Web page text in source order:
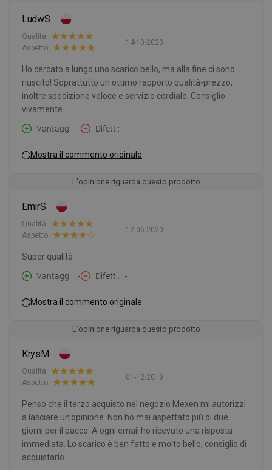
LudwS
14-10-2020
Qualità:
Aspetto:
Ho cercato a lungo uno scarico bello, ma alla fine ci sono
riuscito! Soprattutto un ottimo rapporto qualità-prezzo,
inoltre spedizione veloce e servizio cordiale. Consiglio
vivamente
Vantaggi
- Difetti -
Mostra il commento originale
L'opinione riguarda questo prodotto
EmirS
12-06-2020
Qualità:
Aspetto:
Super qualità
Vantaggi
- Difetti -
Mostra il commento originale
L'opinione riguarda questo prodotto
KrysM
01-12-2019
Qualità:
Aspetto:
Penso che il terzo acquisto nel negozio Mexen mi autorizzi
a lasciare un'opinione. Non ho mai aspettato più di due
giorni per il pacco. A ogni email ho ricevuto una risposta
immediata. Lo scarico è ben fatto e molto bello, consiglio di
acquistarlo.